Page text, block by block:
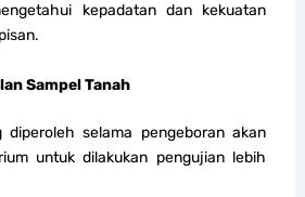
kepadatan dan kekuatan
Sampel Tanah
selama pengeboran akan
untuk dilakukan pengujian lebih